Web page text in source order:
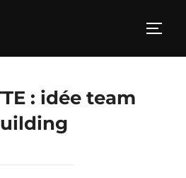
: idée team